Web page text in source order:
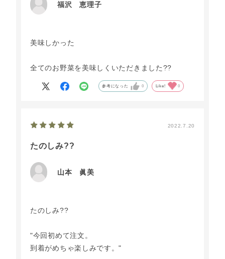
福沢 恵理子
美味しかった
全てのお野菜を美味しくいただきました??
参考になった 0 Like! 0
2022.7.20
たのしみ??
山本 眞美
たのしみ??
"今回初めて注文。
到着がめちゃ楽しみです。"